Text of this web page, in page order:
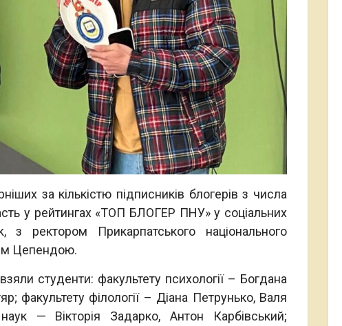
за кількістю підписників блогерів з числа
у рейтингах «ТОП БЛОГЕР ПНУ» у соціальних
ректором Прикарпатського національного
Цепендою.
студенти: факультету психології – Богдана
факультету філології – Діана Петрунько, Валя
— Вікторія Задарко, Антон Карбівський;